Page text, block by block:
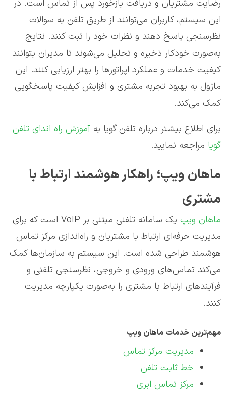
رضایت مشتریان و دریافت بازخورد پس از تماس است. در
این سیستم، کاربران می‌توانند از طریق تلفن به سوالات
نظرسنجی پاسخ دهند و نظرات خود را ثبت کنند. نتایج
به‌صورت خودکار ذخیره و تحلیل می‌شوند تا مدیران بتوانند
کیفیت خدمات و عملکرد اپراتورها را بهتر ارزیابی کنند. این
ماژول به بهبود تجربه مشتری و افزایش کیفیت پاسخگویی
کمک می‌کند.
برای اطلاع بیشتر درباره تلفن گویا به آموزش راه اندای تلفن
گویا مراجعه نمایید.
ماهان ویپ؛ راهکار هوشمند ارتباط با
مشتری
ماهان ویپ
یک سامانه تلفنی مبتنی بر VoIP است که برای
مدیریت حرفه‌ای ارتباط با مشتریان و راه‌اندازی مرکز تماس
هوشمند طراحی شده است. این سیستم به سازمان‌ها کمک
می‌کند تماس‌های ورودی و خروجی، نظرسنجی تلفنی و
فرآیندهای ارتباط با مشتری را به‌صورت یکپارچه مدیریت
کنند.
مهم‌ترین خدمات ماهان ویپ
مدیریت مرکز تماس
خط ثابت تلفن
مرکز تماس ابری